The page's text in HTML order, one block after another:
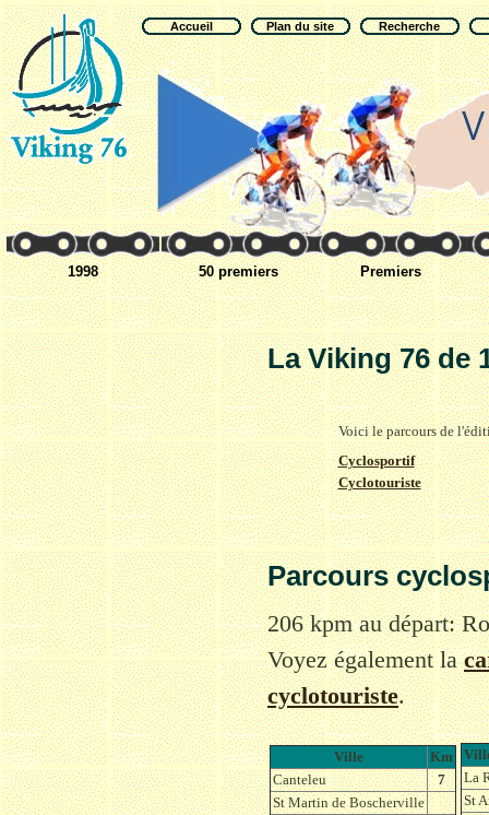
Accueil Plan du site Recherche
1998 50 premiers Premiers
La Viking 76 de
Voici le parcours de
Cyclosportif
Cyclotouriste
Parcours
206 kpm au départ:
Voyez également la
cyclotouriste.
Ville
Km
Canteleu
7
St Martin de Boscherville
La
St